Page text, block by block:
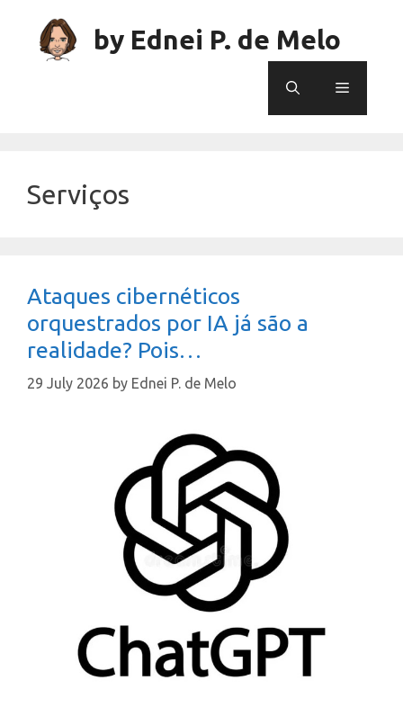
content
by Ednei P. de Melo
Menu
Serviços
Ataques cibernéticos
orquestrados por IA já são a
realidade? Pois…
29 July 2026 by Ednei P. de Melo